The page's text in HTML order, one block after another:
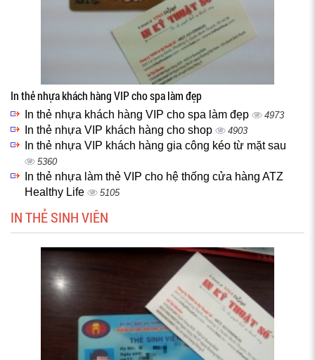
In thẻ nhựa khách hàng VIP cho spa làm đẹp
In thẻ nhựa khách hàng VIP cho spa làm đẹp 4973
In thẻ nhựa VIP khách hàng cho shop 4903
In thẻ nhựa VIP khách hàng gia công kéo từ mặt sau
5360
In thẻ nhựa làm thẻ VIP cho hệ thống cửa hàng ATZ
Healthy Life
5105
IN THẺ SINH VIÊN